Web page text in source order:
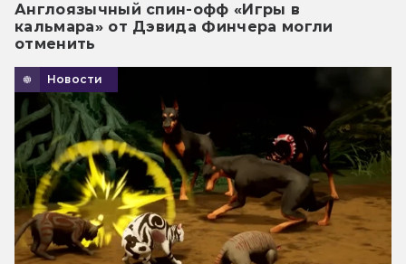
Англоязычный спин-офф «Игры в
кальмара» от Дэвида Финчера могли
отменить
Новости